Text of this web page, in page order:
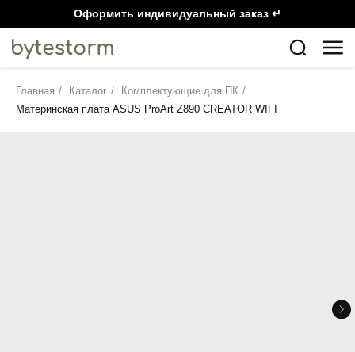
Оформить индивидуальный заказ ↵
Главная / Каталог / Комплектующие для ПК /
Материнская плата ASUS ProArt Z890 CREATOR WIFI